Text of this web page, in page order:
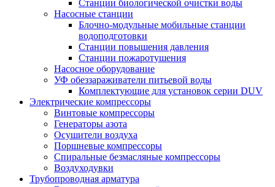
Станции биологической очистки воды
Насосные станции
Блочно-модульные мобильные станции
водоподготовки
Станции повышения давления
Станции пожаротушения
Насосное оборудование
УФ обеззараживатели питьевой воды
Комплектующие для установок серии DUV
Электрические компрессоры
Винтовые компрессоры
Генераторы азота
Осушители воздуха
Поршневые компрессоры
Спиральные безмасляные компрессоры
Воздуходувки
Трубопроводная арматура